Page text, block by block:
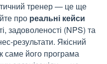
тренер — це ще
про реальні кейси
задоволеності (NPS) та
результати. Якісний
саме його програма